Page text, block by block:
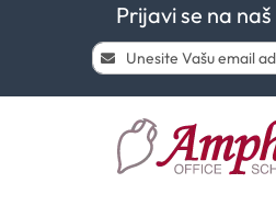
Prijavi se na naš
Prijavi
se
i
prvi